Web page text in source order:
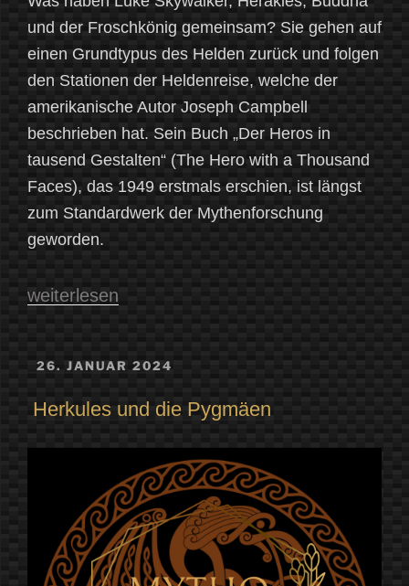
und der Froschkönig gemeinsam? Sie gehen auf
einen Grundtypus des Helden zurück und folgen
den Stationen der Heldenreise, welche der
amerikanische Autor Joseph Campbell
beschrieben hat. Sein Buch „Der Heros in
tausend Gestalten“ (The Hero with a Thousand
Faces), das 1949 erstmals erschien, ist längst
zum Standardwerk der Mythenforschung
geworden.
„MYTHO-
in
tausend
weiterlesen
VERÖFFENTLICHT
26. JANUAR 2024
Herkules und die Pygmäen